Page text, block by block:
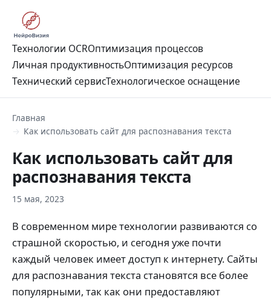
Технологии OCRОптимизация процессов
Личная продуктивностьОптимизация ресурсов
Технический сервисТехнологическое оснащение
Главная
Как использовать сайт для распознавания текста
Как использовать сайт для
распознавания текста
15 мая, 2023
В современном мире технологии развиваются со
страшной скоростью, и сегодня уже почти
каждый человек имеет доступ к интернету. Сайты
для распознавания текста становятся все более
популярными, так как они предоставляют